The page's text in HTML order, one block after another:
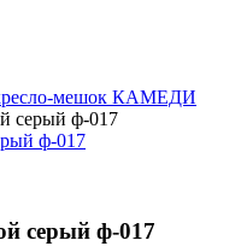
мешок КАМЕДИ
серый ф-017
серый ф-017